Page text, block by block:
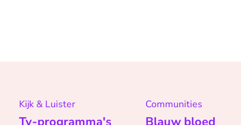
Kijk & Luister
Tv-programma's
Communities
Blauw bloed